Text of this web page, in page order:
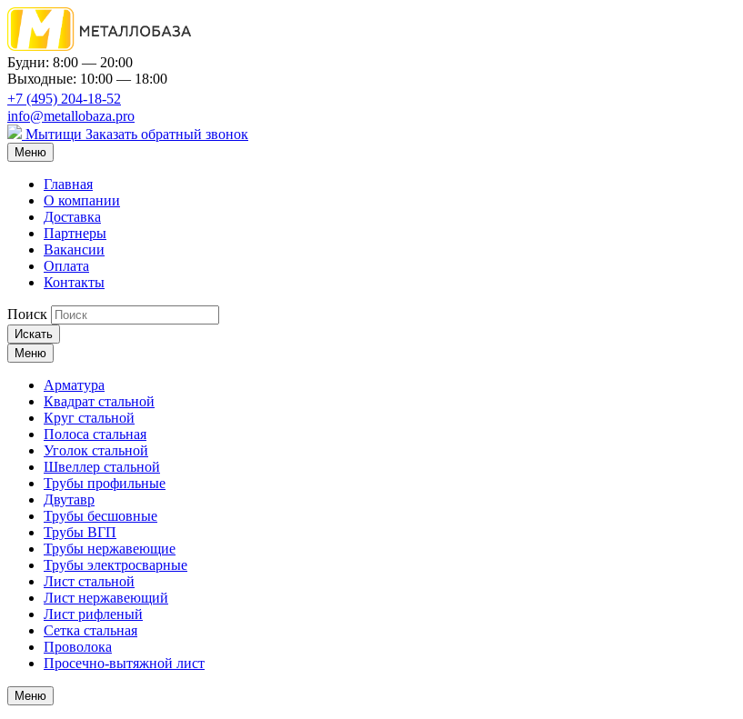
Будни: 8:00 — 20:00
Выходные: 10:00 — 18:00
+7 (495) 204-18-52
info@metallobaza.pro
Мытищи Заказать обратный звонок
Меню
Главная
О компании
Доставка
Партнеры
Вакансии
Оплата
Контакты
Поиск
Искать
Меню
Арматура
Квадрат стальной
Круг стальной
Полоса стальная
Уголок стальной
Швеллер стальной
Трубы профильные
Двутавр
Трубы бесшовные
Трубы ВГП
Трубы нержавеющие
Трубы электросварные
Лист стальной
Лист нержавеющий
Лист рифленый
Сетка стальная
Проволока
Просечно-вытяжной лист
Меню